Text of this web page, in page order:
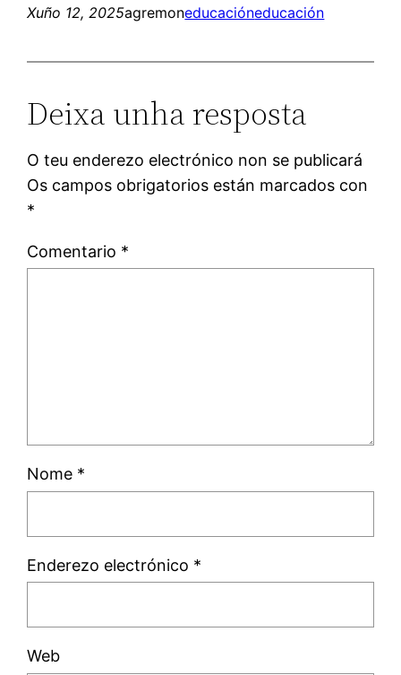
Xuño 12, 2025agremoneducacióneducación
Deixa unha resposta
O teu enderezo electrónico non se publicará
Os campos obrigatorios están marcados con
*
Comentario *
Nome *
Enderezo electrónico *
Web